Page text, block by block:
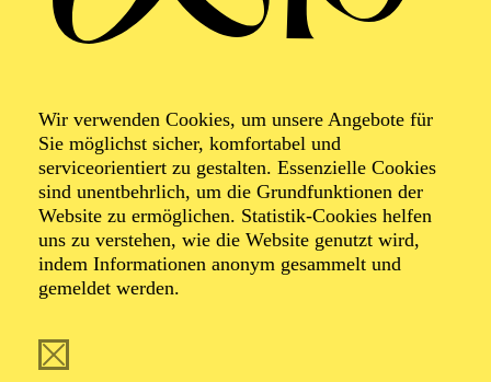
Wir verwenden Cookies, um unsere Angebote für
Sie möglichst sicher, komfortabel und
serviceorientiert zu gestalten. Essenzielle Cookies
sind unentbehrlich, um die Grundfunktionen der
Website zu ermöglichen. Statistik-Cookies helfen
uns zu verstehen, wie die Website genutzt wird,
indem Informationen anonym gesammelt und
gemeldet werden.
Orchester · Chorklang
Silvesterkonzert
Beethoven-Gala